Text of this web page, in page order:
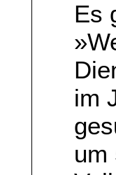
Es
im
um